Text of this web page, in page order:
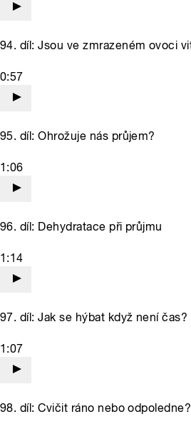
94. díl: Jsou ve zmrazeném ovoci
0:57
95. díl: Ohrožuje nás průjem?
1:06
96. díl: Dehydratace při průjmu
1:14
97. díl: Jak se hýbat když není čas?
1:07
98. díl: Cvičit ráno nebo odpoledne?